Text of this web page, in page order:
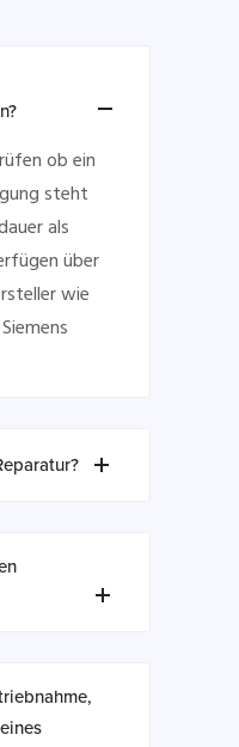
ob ein
steht
als
über
wie